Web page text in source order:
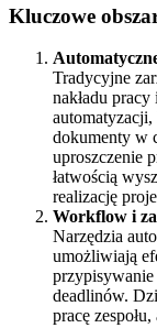
Kluczowe
Tradycyjne
nakładu
dokumenty w
uproszczenie
łatwością
realizację
Workflow i
Narzędzia
umożliwiają
deadlinów.
pracę